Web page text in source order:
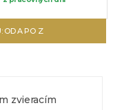
sako, blúzku, či
OD A PO Z
zvieracím